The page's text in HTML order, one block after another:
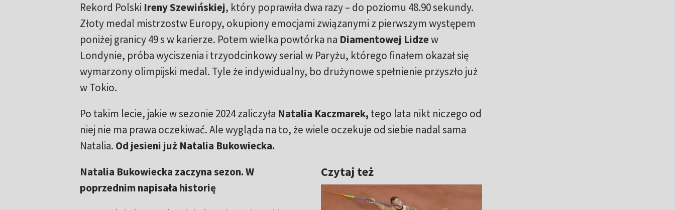
Rekord Polski Ireny Szewińskiej, który poprawiła dwa razy – do poziomu 48.90 sekundy.
Złoty medal mistrzostw Europy, okupiony emocjami związanymi z pierwszym występem
poniżej granicy 49 s w karierze. Potem wielka powtórka na Diamentowej Lidzew
Londynie, próba wyciszenia i trzyodcinkowy serial w Paryżu, którego finałem okazał się
wymarzony olimpijski medal. Tyle że indywidualny, bo drużynowe spełnienie przyszło już
w Tokio.
Po takim lecie, jakie w sezonie 2024 zaliczyła Natalia Kaczmarek, tego lata nikt niczego od
niej nie ma prawa oczekiwać. Ale wygląda na to, że wiele oczekuje od siebie nadal sama
Natalia. Od jesieni już Natalia Bukowiecka.
Czytaj też
Natalia Bukowiecka zaczyna sezon. W
poprzednim napisała historię